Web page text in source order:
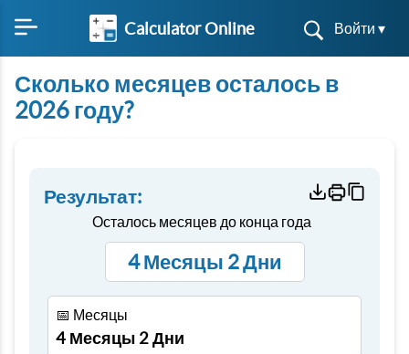
Calculator Online Войти ▾
Сколько месяцев осталось в
2026 году?
Результат:
Осталось месяцев до конца года
4 Месяцы 2 Дни
📅 Месяцы
4 Месяцы 2 Дни